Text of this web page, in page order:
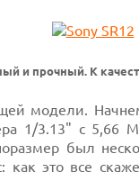
и прочный. К
модели.
1/3.13" с 5,66
был
это все